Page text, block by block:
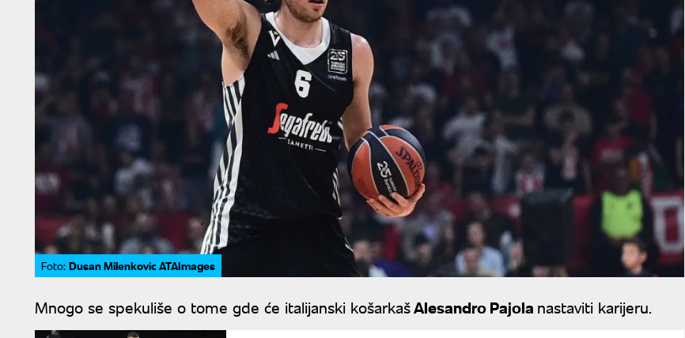
Foto: Dusan Milenkovic ATAImages
Mnogo se spekuliše o tome gde će italijanski košarkašAlesandro Pajola nastaviti karijeru.